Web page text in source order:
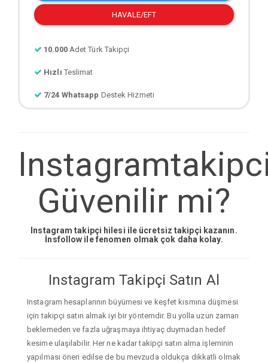
HAVALE/EFT
10.000 Adet Türk Takipçi
Hızlı Teslimat
7/24 Whatsapp Destek Hizmeti
Güvenilir mi?
Instagram takipçi hilesi ile ücretsiz takipçi kazanın.
İnsfollow ile fenomen olmak çok daha kolay.
Instagram Takipçi Satın Al
Instagram hesaplarının büyümesi ve keşfet kısmına düşmesi
için takipçi satın almak iyi bir yöntemdir. Bu yolla uzun zaman
beklemeden ve fazla uğraşmaya ihtiyaç duymadan hedef
kesime ulaşılabilir. Her ne kadar takipçi satın alma işleminin
yapılması öneri edilse de bu mevzuda oldukça dikkatli olmak